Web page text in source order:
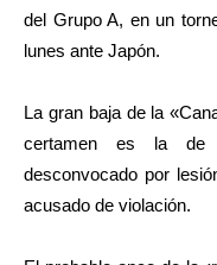
del Grupo A, en un
lunes ante Japón.
La gran baja de la
certamen es la de
desconvocado por
acusado de violación.